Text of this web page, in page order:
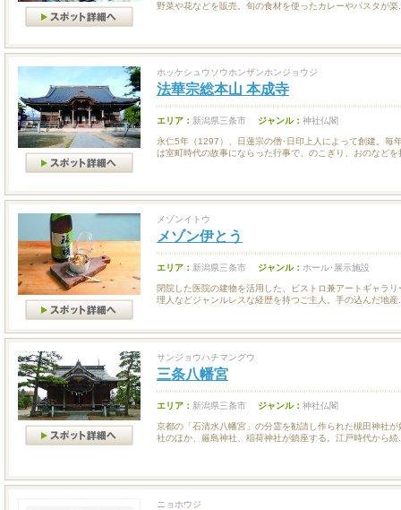
野菜や花などを販売。旬の食材を使ったカレーやパスタが楽
ホッケシュウソウホンザンホンジョウジ
法華宗総本山 本成寺
エリア： 新潟県三条市 ジャンル： 神社仏閣
永仁5年（1297）、日蓮宗の僧･日印上人によって創建。毎
は室町時代の故事にならった行事で、のこぎり、おのなどを
メゾンイトウ
メゾン伊とう
エリア： 新潟県三条市 ジャンル： ホール･展示施設
閉院した医院の建物を活用した、ビストロ兼アートギャラ
理人などジャンルレスな経歴を持つご主人。手の込んだ地産
サンジョウハチマングウ
三条八幡宮
エリア： 新潟県三条市 ジャンル： 神社仏閣
京都の「石清水八幡宮」の分霊を勧請し作られた槻田神社
社のほか、厳島神社、稲荷神社が鎮座する。江戸時代から続
ニョホウジ